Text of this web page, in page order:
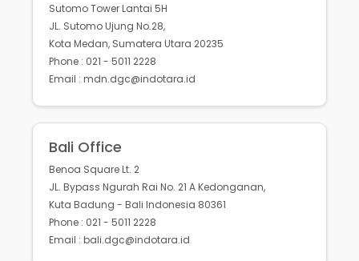
Sutomo Tower Lantai 5H
JL. Sutomo Ujung No.28,
Kota Medan, Sumatera Utara 20235
Phone : 021 - 5011 2228
Email : mdn.dgc@indotara.id
Bali Office
Benoa Square Lt. 2
JL. Bypass Ngurah Rai No. 21 A Kedonganan,
Kuta Badung - Bali Indonesia 80361
Phone : 021 - 5011 2228
Email : bali.dgc@indotara.id